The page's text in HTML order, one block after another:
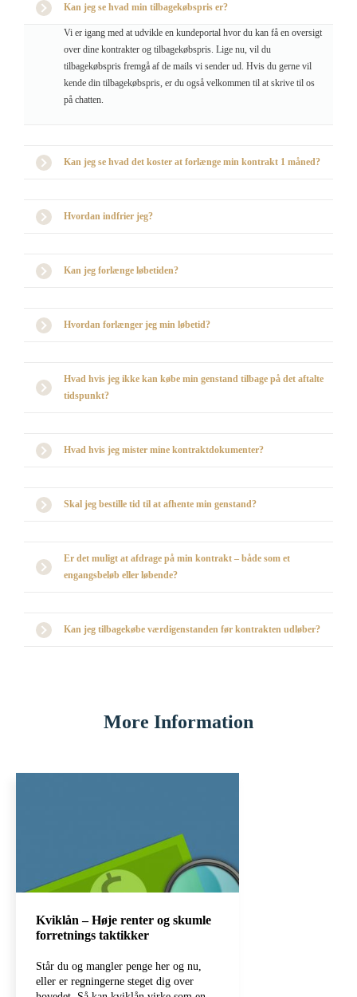
Kan jeg se hvad min tilbagekøbspris er?
Vi er igang med at udvikle en kundeportal hvor du kan få en oversigt
over dine kontrakter og tilbagekøbspris. Lige nu, vil du
tilbagekøbspris fremgå af de mails vi sender ud. Hvis du gerne vil
kende din tilbagekøbspris, er du også velkommen til at skrive til os
på chatten.
Kan jeg se hvad det koster at forlænge min kontrakt 1 måned?
Hvordan indfrier jeg?
Kan jeg forlænge løbetiden?
Hvordan forlænger jeg min løbetid?
Hvad hvis jeg ikke kan købe min genstand tilbage på det aftalte
tidspunkt?
Hvad hvis jeg mister mine kontraktdokumenter?
Skal jeg bestille tid til at afhente min genstand?
Er det muligt at afdrage på min kontrakt – både som et
engangsbeløb eller løbende?
Kan jeg tilbagekøbe værdigenstanden før kontrakten udløber?
More Information
Kviklån – Høje renter og skumle
forretnings taktikker
Står du og mangler penge her og nu,
eller er regningerne steget dig over